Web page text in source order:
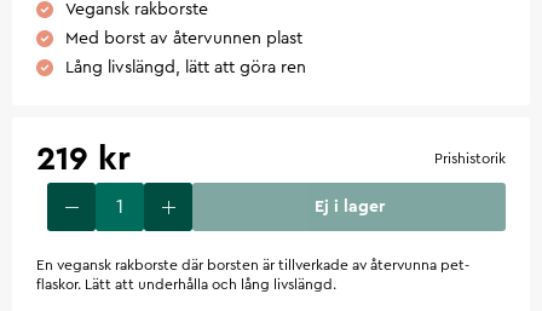
Vegansk rakborste
Med borst av återvunnen plast
Lång livslängd, lätt att göra ren
219 kr Prishistorik
Ej i lager
En vegansk rakborste där borsten är tillverkade av återvunna pet-
flaskor. Lätt att underhålla och lång livslängd.